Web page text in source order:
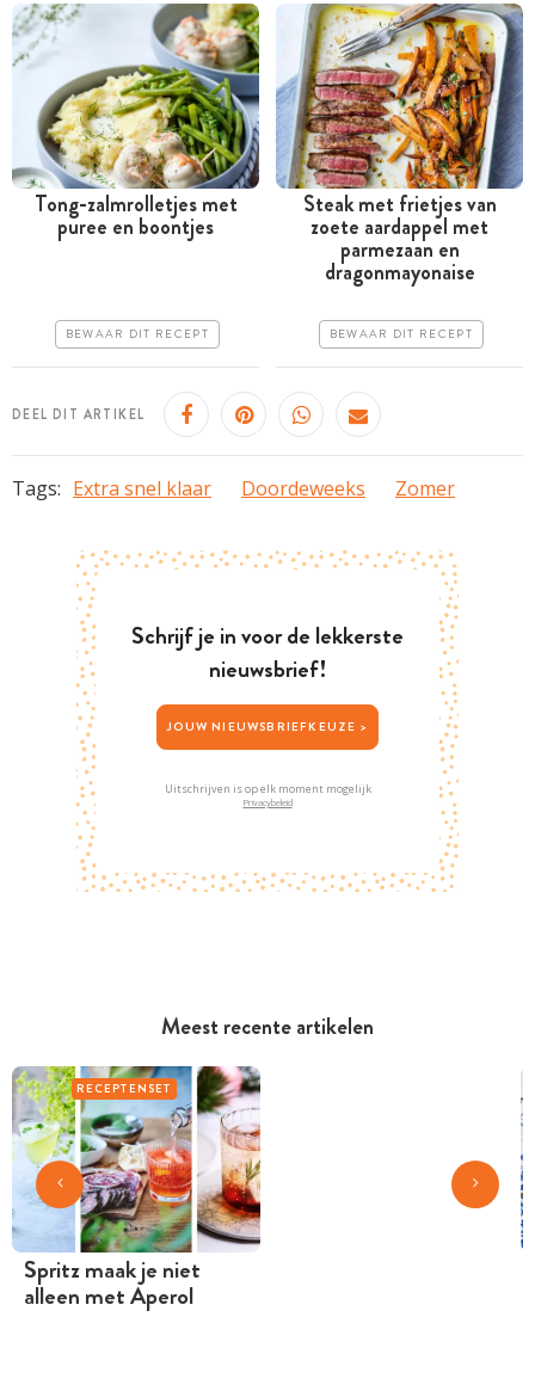
Meest recente artikelen
RECEPTENSET
Spritz maak je niet
alleen met Aperol
Tussen 30 minuten en 1
Tong-zalmrolletjes met
puree en boontjes
BEWAAR DIT RECEPT
Tussen 30 minuten en 1
Steak met frietjes van
zoete aardappel met
parmezaan en
dragonmayonaise
BEWAAR DIT RECEPT
DEEL DIT ARTIKEL
Tags: Extra snel klaar Doordeweeks Zomer
Schrijf je in voor de lekkerste
nieuwsbrief!
JOUW NIEUWSBRIEFKEUZE >
Uitschrijven is op elk moment mogelijk
Privacybeleid